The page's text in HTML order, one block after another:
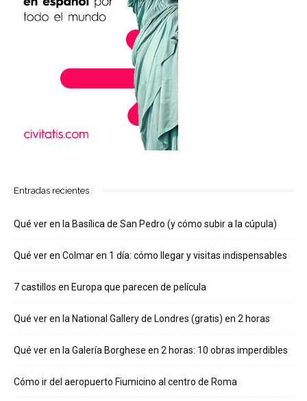
Entradas recientes
Qué ver en la Basílica de San Pedro (y cómo subir a la cúpula)
Qué ver en Colmar en 1 día: cómo llegar y visitas indispensables
7 castillos en Europa que parecen de película
Qué ver en la National Gallery de Londres (gratis) en 2 horas
Qué ver en la Galería Borghese en 2 horas: 10 obras imperdibles
Cómo ir del aeropuerto Fiumicino al centro de Roma